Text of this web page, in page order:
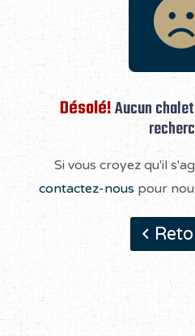
Désolé!Aucun
Si vous croyez qu'il
contactez-nous pour